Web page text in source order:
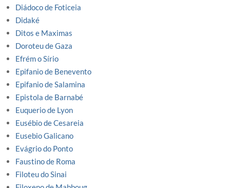
Diádoco de Foticeia
Didaké
Ditos e Maximas
Doroteu de Gaza
Efrém o Sírio
Epifanio de Benevento
Epifanio de Salamina
Epistola de Barnabé
Euquerio de Lyon
Eusébio de Cesareia
Eusebio Galicano
Evágrio do Ponto
Faustino de Roma
Filoteu do Sinai